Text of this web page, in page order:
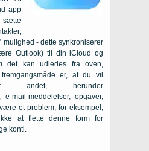
app
mulighed - dette synkroniserer
Outlook) til din iCloud og
det kan udledes fra oven,
er, at du vil
andet, herunder
e-mail-meddelelser, opgaver,
et problem, for eksempel,
at flette denne form for
konti.